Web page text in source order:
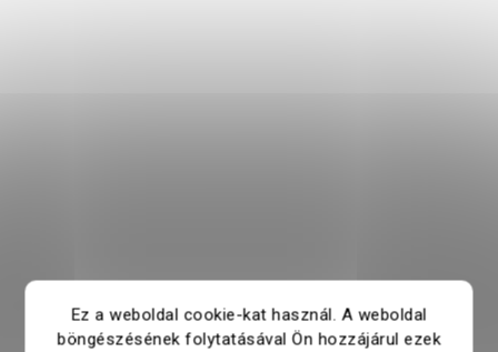
Ez a weboldal cookie-kat használ. A weboldal
böngészésének folytatásával Ön hozzájárul ezek